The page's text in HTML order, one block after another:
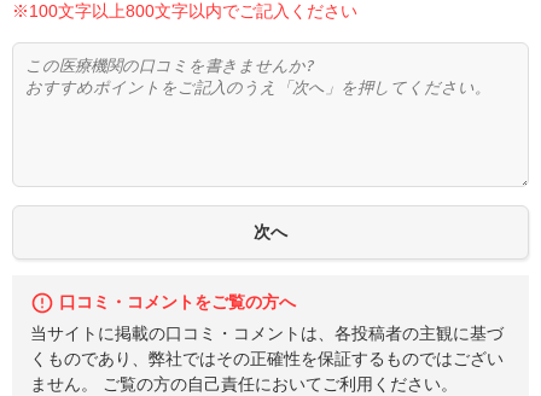
※100文字以上800文字以内でご記入ください
口コミ・コメントをご覧の方へ
当サイトに掲載の口コミ・コメントは、各投稿者の主観に基づ
くものであり、弊社ではその正確性を保証するものではござい
ません。 ご覧の方の自己責任においてご利用ください。